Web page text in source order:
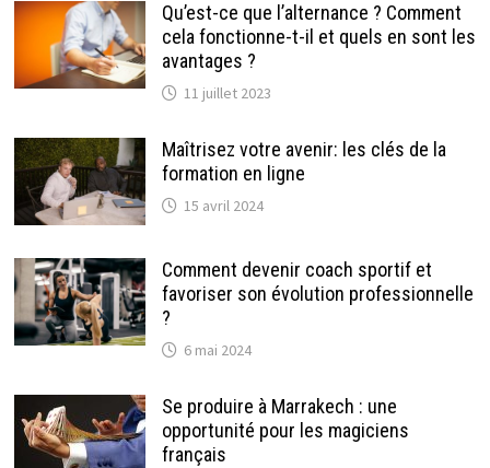
Qu’est-ce que l’alternance ? Comment
cela fonctionne-t-il et quels en sont les
avantages ?
11 juillet 2023
Maîtrisez votre avenir: les clés de la
formation en ligne
15 avril 2024
Comment devenir coach sportif et
favoriser son évolution professionnelle
?
6 mai 2024
Se produire à Marrakech : une
opportunité pour les magiciens
français